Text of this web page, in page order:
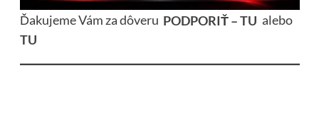
Ďakujeme Vám za dôveru PODPORIŤ – TU alebo
TU